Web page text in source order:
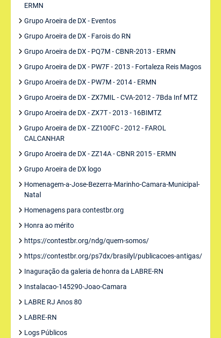
ERMN
Grupo Aroeira de DX - Eventos
Grupo Aroeira de DX - Farois do RN
Grupo Aroeira de DX - PQ7M - CBNR-2013 - ERMN
Grupo Aroeira de DX - PW7F - 2013 - Fortaleza Reis Magos
Grupo Aroeira de DX - PW7M - 2014 - ERMN
Grupo Aroeira de DX - ZX7MIL - CVA-2012 - 7Bda Inf MTZ
Grupo Aroeira de DX - ZX7T - 2013 - 16BIMTZ
Grupo Aroeira de DX - ZZ100FC - 2012 - FAROL
CALCANHAR
Grupo Aroeira de DX - ZZ14A - CBNR 2015 - ERMN
Grupo Aroeira de DX logo
Homenagem-a-Jose-Bezerra-Marinho-Camara-Municipal-
Natal
Homenagens para contestbr.org
Honra ao mérito
https://contestbr.org/ndg/quem-somos/
https://contestbr.org/ps7dx/brasilyl/publicacoes-antigas/
Inaguração da galeria de honra da LABRE-RN
Instalacao-145290-Joao-Camara
LABRE RJ Anos 80
LABRE-RN
Logs Públicos